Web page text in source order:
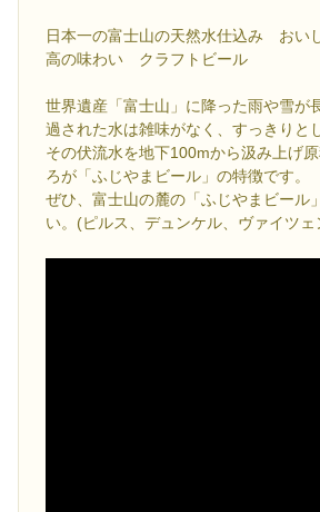
日本一の富士山の天然水仕込み おい
高の味わい クラフトビール
世界遺産「富士山」に降った雨や雪が
過された水は雑味がなく、すっきりと
その伏流水を地下100mから汲み上げ
ろが「ふじやまビール」の特徴です。
ぜひ、富士山の麓の「ふじやまビール
い。(ピルス、デュンケル、ヴァイツェ